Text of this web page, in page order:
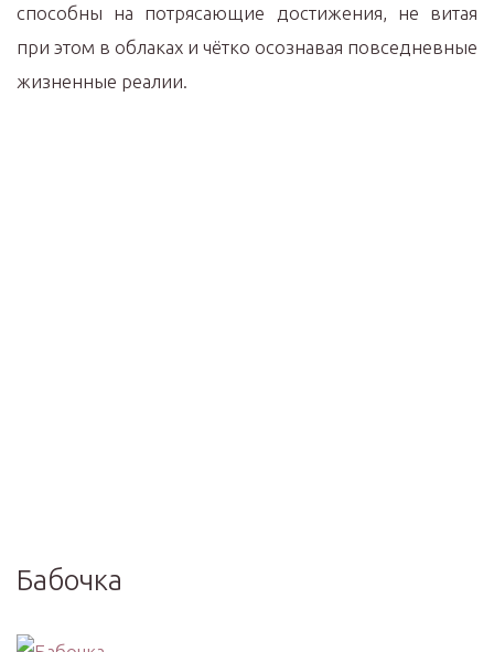
способны на потрясающие достижения, не витая
при этом в облаках и чётко осознавая повседневные
жизненные реалии.
Бабочка